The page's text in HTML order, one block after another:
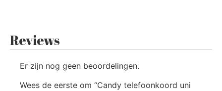
Reviews
Er zijn nog geen beoordelingen.
Wees de eerste om “Candy telefoonkoord uni